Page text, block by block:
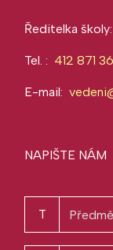
Ředitelka
Tel. : 412 871
E-mail:
NAPIŠTE NÁM
T